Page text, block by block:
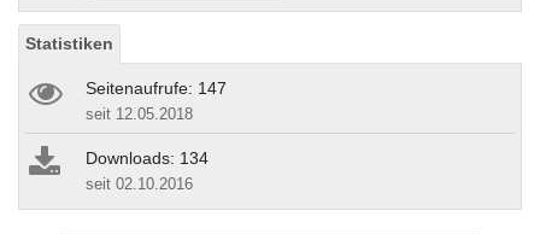
Statistiken
Seitenaufrufe: 147
seit 12.05.2018
Downloads: 134
seit 02.10.2016